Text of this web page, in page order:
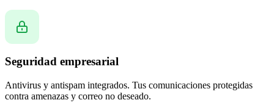
Seguridad empresarial
Antivirus y antispam integrados. Tus comunicaciones protegidas
contra amenazas y correo no deseado.